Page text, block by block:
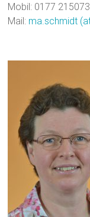
Mobil: 0177
Mail: ma.schmidt